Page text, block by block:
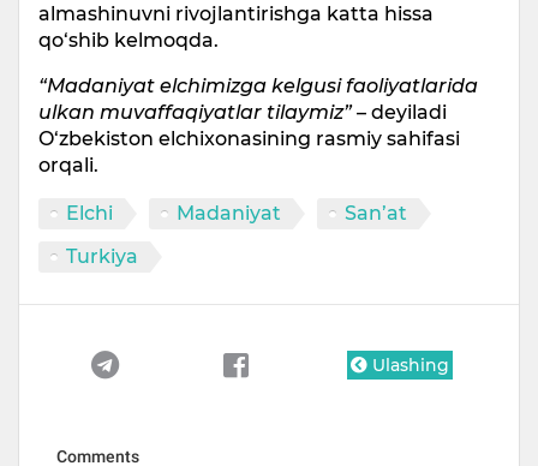
almashinuvni rivojlantirishga katta hissa
qo‘shib kelmoqda.
“Madaniyat elchimizga kelgusi faoliyatlarida
ulkan muvaffaqiyatlar tilaymiz”– deyiladi
O‘zbekiston elchixonasining rasmiy sahifasi
orqali.
Elchi Madaniyat
San’at
Turkiya
Ulashing